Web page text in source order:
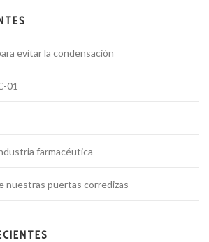
evitar la condensación
01
farmacéutica
nuestras puertas corredizas